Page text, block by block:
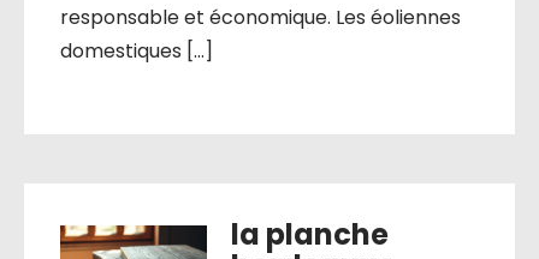
responsable et économique. Les éoliennes
domestiques […]
la planche